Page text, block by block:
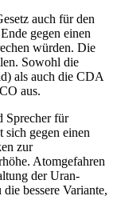
auch für den
gegen einen
würden. Die
Sowohl die
als auch die CDA
aus.
Sprecher für
gegen einen
zur
Atomgefahren
der Uran-
bessere Variante,